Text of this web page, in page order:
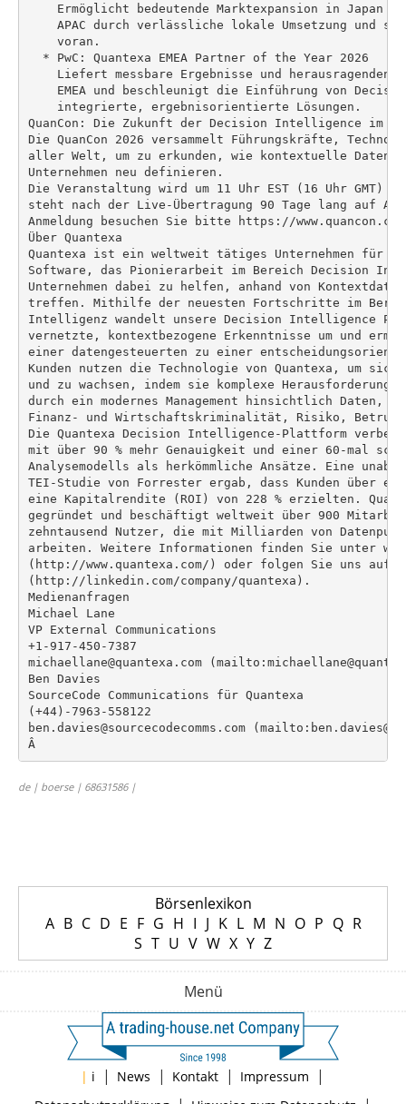
Ermöglicht bedeutende Marktexpansion in Japan
APAC durch verlässliche lokale Umsetzung und
    voran.
  * PwC: Quantexa EMEA Partner of the Year 2026
Liefert messbare Ergebnisse und herausragenden
EMEA und beschleunigt die Einführung von
    integrierte, ergebnisorientierte Lösungen.
QuanCon: Die Zukunft der Decision Intelligence im
Die QuanCon 2026 versammelt Führungskräfte,
aller Welt, um zu erkunden, wie kontextuelle Daten
Unternehmen neu definieren.
Die Veranstaltung wird um 11 Uhr EST (16 Uhr GMT)
steht nach der Live-Übertragung 90 Tage lang auf
Anmeldung besuchen Sie bitte https://
Über Quantexa
Quantexa ist ein weltweit tätiges Unternehmen für
Software, das Pionierarbeit im Bereich Decision
Unternehmen dabei zu helfen, anhand von
treffen. Mithilfe der neuesten Fortschritte im
Intelligenz wandelt unsere Decision Intelligence
vernetzte, kontextbezogene Erkenntnisse um und
einer datengesteuerten zu einer
Kunden nutzen die Technologie von Quantexa, um
und zu wachsen, indem sie komplexe Herausforderungen
durch ein modernes Management hinsichtlich Daten,
Finanz- und Wirtschaftskriminalität, Risiko, Betrug
Die Quantexa Decision Intelligence-Plattform
mit über 90 % mehr Genauigkeit und einer 60-mal
Analysemodells als herkömmliche Ansätze. Eine
TEI-Studie von Forrester ergab, dass Kunden über
eine Kapitalrendite (ROI) von 228 % erzielten.
gegründet und beschäftigt weltweit über 900
zehntausend Nutzer, die mit Milliarden von
arbeiten. Weitere Informationen finden Sie unter
(http://www.quantexa.com/) oder folgen Sie uns auf
(http://linkedin.com/company/quantexa).
Medienanfragen
Michael Lane
VP External Communications
+1-917-450-7387
michaellane@quantexa.com
Ben Davies
SourceCode Communications für Quantexa
(+44)-7963-558122
ben.davies@sourcecodecomms.com
de | boerse | 68631586 |
Börsenlexikon
A B C D E F G H I J K L M N O P Q R
S T U V W X Y Z
Menü
| i | News | Kontakt | Impressum |